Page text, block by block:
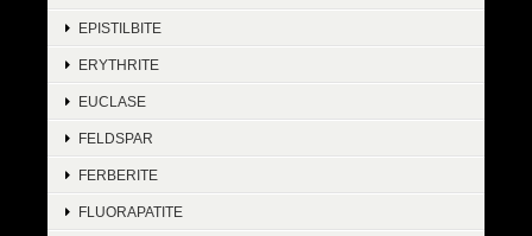
EPISTILBITE
ERYTHRITE
EUCLASE
FELDSPAR
FERBERITE
FLUORAPATITE